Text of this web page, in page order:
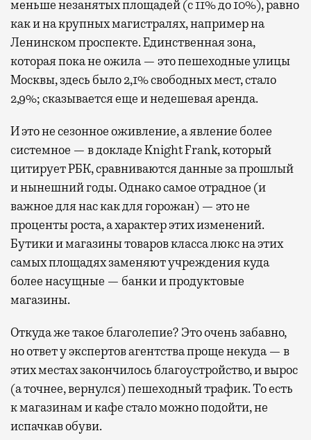
меньше незанятых площадей (с 11% до 10%), равно
как и на крупных магистралях, например на
Ленинском проспекте. Единственная зона,
которая пока не ожила — это пешеходные улицы
Москвы, здесь было 2,1% свободных мест, стало
2,9%; сказывается еще и недешевая аренда.
И это не сезонное оживление, а явление более
системное — в докладе Knight Frank, который
цитирует РБК, сравниваются данные за прошлый
и нынешний годы. Однако самое отрадное (и
важное для нас как для горожан) — это не
проценты роста, а характер этих изменений.
Бутики и магазины товаров класса люкс на этих
самых площадях заменяют учреждения куда
более насущные — банки и продуктовые
магазины.
Откуда же такое благолепие? Это очень забавно,
но ответ у экспертов агентства проще некуда — в
этих местах закончилось благоустройство, и вырос
(а точнее, вернулся) пешеходный трафик. То есть
к магазинам и кафе стало можно подойти, не
испачкав обуви.